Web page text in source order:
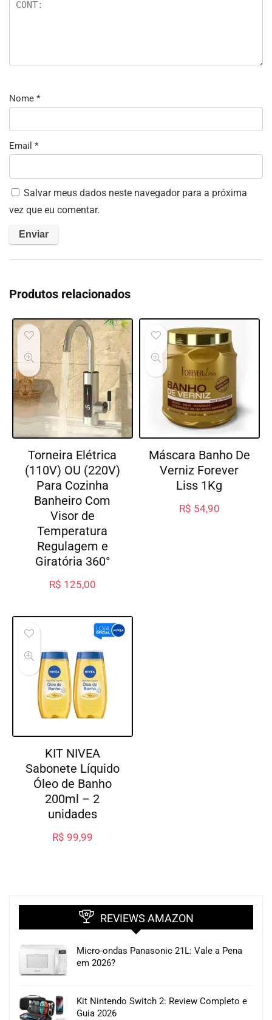
Nome *
Email *
Salvar meus dados neste navegador para a próxima
vez que eu comentar.
Produtos relacionados
Torneira Elétrica
(110V) OU (220V)
Para Cozinha
Banheiro Com
Visor de
Temperatura
Regulagem e
Giratória 360°
R$ 125,00
Máscara Banho De
Verniz Forever
Liss 1Kg
R$ 54,90
KIT NIVEA
Sabonete Líquido
Óleo de Banho
200ml – 2
unidades
R$ 99,99
REVIEWS AMAZON
Micro-ondas Panasonic 21L: Vale a Pena
em 2026?
Kit Nintendo Switch 2: Review Completo e
Guia 2026